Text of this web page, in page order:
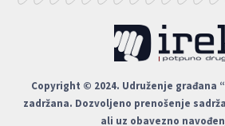
Copyright © 2024. Udruženje građana
zadržana. Dozvoljeno prenošenje
ali uz obavezno